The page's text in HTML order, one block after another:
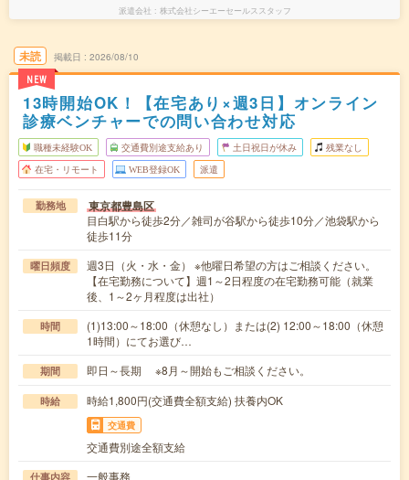
派遣会社 株式会社シーエーセールススタッフ
未読
NEW
掲載日 2026/08/10
13時開始OK！【在宅あり×週3日】オンライン
診療ベンチャーでの問い合わせ対応
職種未経験OK 交通費別途支給あり 土日祝日が休み 残業なし
在宅・リモート WEB登録OK 派遣
勤務地 東京都豊島区
目白駅から徒歩2分／雑司が谷駅から徒歩10分／池袋駅から
徒歩11分
曜日頻度
週3日（火・水・金） ※他曜日希望の方はご相談ください。
【在宅勤務について】週1～2日程度の在宅勤務可能（就業
後、1～2ヶ月程度は出社）
時間
(1)13:00～18:00（休憩なし）または(2) 12:00～18:00（休憩
1時間）にてお選び…
期間 即日～長期 ※8月～開始もご相談ください。
時給 時給1,800円(交通費全額支給) 扶養内OK
交通費
交通費別途全額支給
仕事内容
一般事務